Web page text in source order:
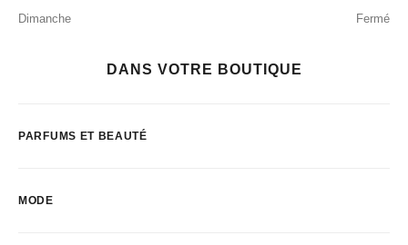
Dimanche
Fermé
DANS VOTRE BOUTIQUE
PARFUMS ET BEAUTÉ
MODE